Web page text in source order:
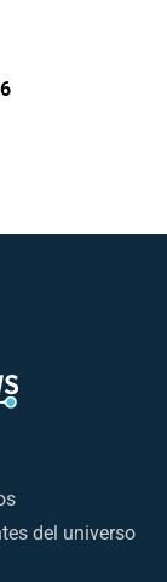
del universo